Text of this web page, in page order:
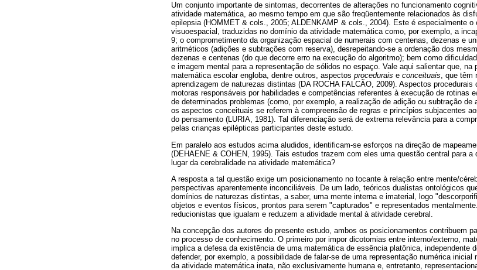
Um conjunto importante de sintomas, decorrentes de alterações no funcionamento
atividade matemática, ao mesmo tempo em que são freqüentemente relacionados às
epilepsia (HOMMET & cols., 2005; ALDENKAMP & cols., 2004). Este é especialmente
visuoespacial, traduzidas no domínio da atividade matemática como, por exemplo, a
9; o comprometimento da organização espacial de numerais com centenas, dezenas e
aritméticos (adições e subtrações com reserva), desrepeitando-se a ordenação dos
dezenas e centenas (do que decorre erro na execução do algoritmo); bem como
e imagem mental para a representação de sólidos no espaço. Vale aqui salientar que,
matemática escolar engloba, dentre outros, aspectos procedurais e conceituais, que têm
aprendizagem de naturezas distintas (DA ROCHA FALCÃO, 2009). Aspectos
motoras responsáveis por habilidades e competências referentes à execução de rotinas
de determinados problemas (como, por exemplo, a realização de adição ou subtração
os aspectos conceituais se referem à compreensão de regras e princípios subjacentes
do pensamento (LURIA, 1981). Tal diferenciação será de extrema relevância para a
pelas crianças epilépticas participantes deste estudo.
Em paralelo aos estudos acima aludidos, identificam-se esforços na direção de
(DEHAENE & COHEN, 1995). Tais estudos trazem com eles uma questão central para
lugar da cerebralidade na atividade matemática?
A resposta a tal questão exige um posicionamento no tocante à relação entre mente/
perspectivas aparentemente inconciliáveis. De um lado, teóricos dualistas ontológicos
domínios de naturezas distintas, a saber, uma mente interna e imaterial, logo
objetos e eventos físicos, prontos para serem "capturados" e representados
reducionistas que igualam e reduzem a atividade mental à atividade cerebral.
Na concepção dos autores do presente estudo, ambos os posicionamentos contribuem
no processo de conhecimento. O primeiro por impor dicotomias entre interno/externo,
implica a defesa da existência de uma matemática de essência platônica, independente
defender, por exemplo, a possibilidade de falar-se de uma representação numérica
da atividade matemática inata, não exclusivamente humana e, entretanto,